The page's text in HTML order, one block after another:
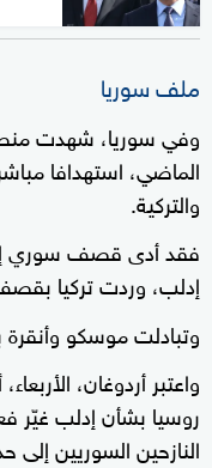
ملف سوريا
وفي سوريا، شهدت
الماضي، استهدافا
والتركية.
فقد أدى قصف سوري
إدلب، وردت تركيا
وتبادلت موسكو وأنقرة
واعتبر أردوغان،
روسيا بشأن إدلب غيّر
النازحين السوريين إلى